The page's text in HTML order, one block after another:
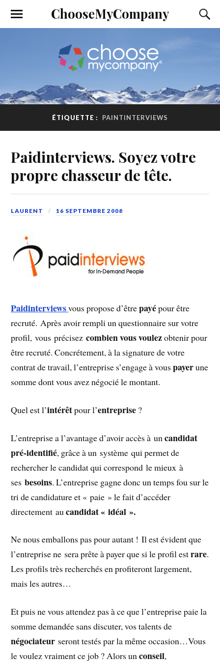
ChooseMyCompany
ÉTIQUETTE : PAINTINTERVIEWS
Paidinterviews. Soyez votre
propre chasseur de tête.
LAURENT 16 SEPTEMBRE 2008
Paidinterviewsvous propose d’êtrepayépour être
recruté. Après avoir rempli un questionnaire sur votre
profil, vous précisezcombien vous voulezobtenir pour
être recruté. Concrétement, à la signature de votre
contrat de travail, l’entreprise s’engage à vouspayerune
somme dont vous avez négocié le montant.
Quel est l’intérêtpour l’entreprise ?
L’entreprise a l’avantage d’avoir accès à uncandidat
pré-identifié, grâce à un système qui permet de
rechercher le candidat qui correspond le mieux à
sesbesoins. L’entreprise gagne donc un temps fou sur le
tri de candidature et « paie » le fait d’accéder
directement aucandidat « idéal ».
Ne nous emballons pas pour autant ! Il est évident que
l’entreprise ne sera prête à payer que si le profil estrare.
Les profils très recherchés en profiteront largement,
mais les autres…
Et puis ne vous attendez pas à ce que l’entreprise paie la
somme demandée sans discuter, vos talents de
négociateur seront testés par la même occasion…Vous
le voulez vraiment ce job ? Alors unconseil,